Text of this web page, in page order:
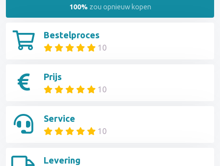
Bestelproces
10
Prijs
10
Service
10
Levering
100% zou opnieuw kopen